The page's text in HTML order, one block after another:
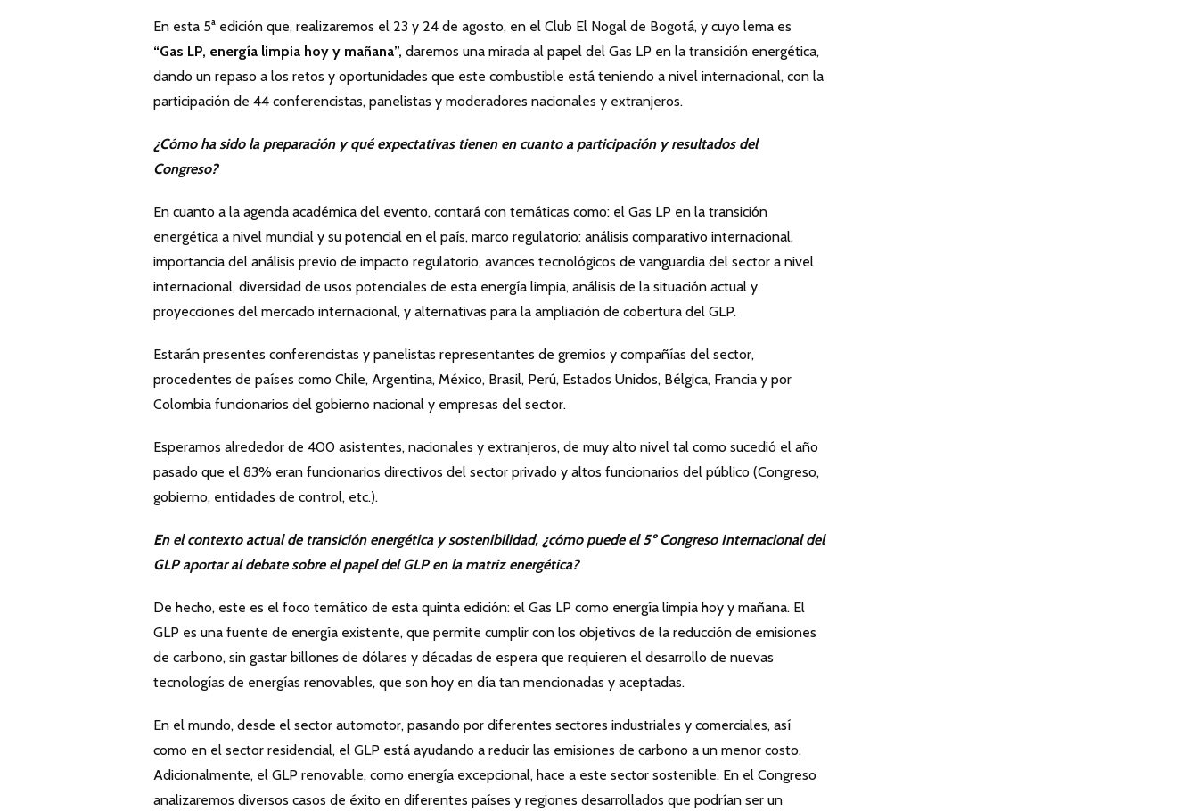
En esta 5ª edición que, realizaremos el 23 y 24 de agosto, en el Club El Nogal de Bogotá, y cuyo lema es
“Gas LP, energía limpia hoy y mañana”, daremos una mirada al papel del Gas LP en la transición energética,
dando un repaso a los retos y oportunidades que este combustible está teniendo a nivel internacional, con la
participación de 44 conferencistas, panelistas y moderadores nacionales y extranjeros.
¿Cómo ha sido la preparación y qué expectativas tienen en cuanto a participación y resultados del
Congreso?
En cuanto a la agenda académica del evento, contará con temáticas como: el Gas LP en la transición
energética a nivel mundial y su potencial en el país, marco regulatorio: análisis comparativo internacional,
importancia del análisis previo de impacto regulatorio, avances tecnológicos de vanguardia del sector a nivel
internacional, diversidad de usos potenciales de esta energía limpia, análisis de la situación actual y
proyecciones del mercado internacional, y alternativas para la ampliación de cobertura del GLP.
Estarán presentes conferencistas y panelistas representantes de gremios y compañías del sector,
procedentes de países como Chile, Argentina, México, Brasil, Perú, Estados Unidos, Bélgica, Francia y por
Colombia funcionarios del gobierno nacional y empresas del sector.
Esperamos alrededor de 400 asistentes, nacionales y extranjeros, de muy alto nivel tal como sucedió el año
pasado que el 83% eran funcionarios directivos del sector privado y altos funcionarios del público (Congreso,
gobierno, entidades de control, etc.).
En el contexto actual de transición energética y sostenibilidad, ¿cómo puede el 5º Congreso Internacional del
GLP aportar al debate sobre el papel del GLP en la matriz energética?
De hecho, este es el foco temático de esta quinta edición: el Gas LP como energía limpia hoy y mañana. El
GLP es una fuente de energía existente, que permite cumplir con los objetivos de la reducción de emisiones
de carbono, sin gastar billones de dólares y décadas de espera que requieren el desarrollo de nuevas
tecnologías de energías renovables, que son hoy en día tan mencionadas y aceptadas.
En el mundo, desde el sector automotor, pasando por diferentes sectores industriales y comerciales, así
como en el sector residencial, el GLP está ayudando a reducir las emisiones de carbono a un menor costo.
Adicionalmente, el GLP renovable, como energía excepcional, hace a este sector sostenible. En el Congreso
analizaremos diversos casos de éxito en diferentes países y regiones desarrollados que podrían ser un